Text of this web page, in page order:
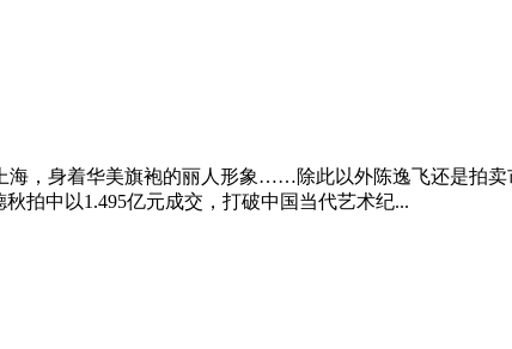
，身着华美旗袍的丽人形象……除此以外陈逸飞还是拍
拍中以1.495亿元成交，打破中国当代艺术纪...